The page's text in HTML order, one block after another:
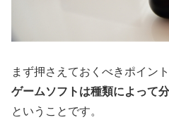
まず押さえておくべきポイント
ゲームソフトは種類によって
ということです。